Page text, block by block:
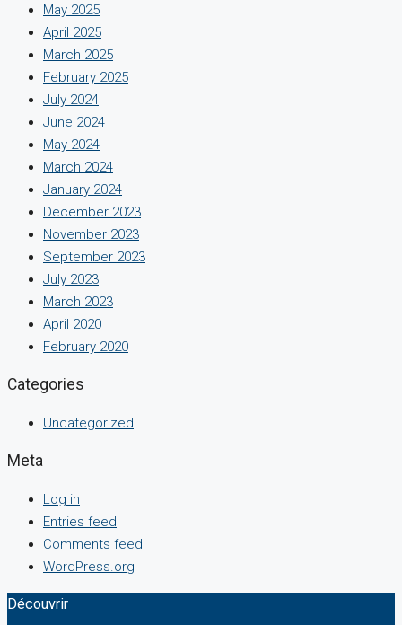
May 2025
April 2025
March 2025
February 2025
July 2024
June 2024
May 2024
March 2024
January 2024
December 2023
November 2023
September 2023
July 2023
March 2023
April 2020
February 2020
Categories
Uncategorized
Meta
Log in
Entries feed
Comments feed
WordPress.org
Découvrir